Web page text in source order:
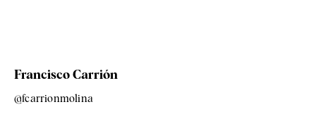
Francisco Carrión
@fcarrionmolina